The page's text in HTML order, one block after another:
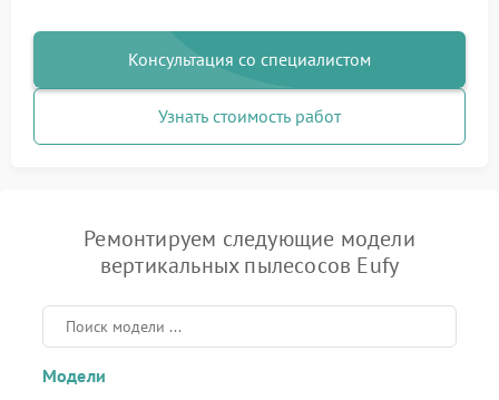
Консультация со специалистом
Узнать стоимость работ
Ремонтируем следующие модели
вертикальных пылесосов Eufy
Модели